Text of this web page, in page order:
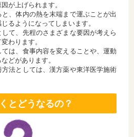
が上げられます。
、体内の熱を末端まで運ぶことが出
るようになってしまいます。
て、先程のさまざまな要因が考えら
わります。
は、食事内容を変えることや、運動
どがあります。
法としては、漢方薬や東洋医学施術
とどうなるの？